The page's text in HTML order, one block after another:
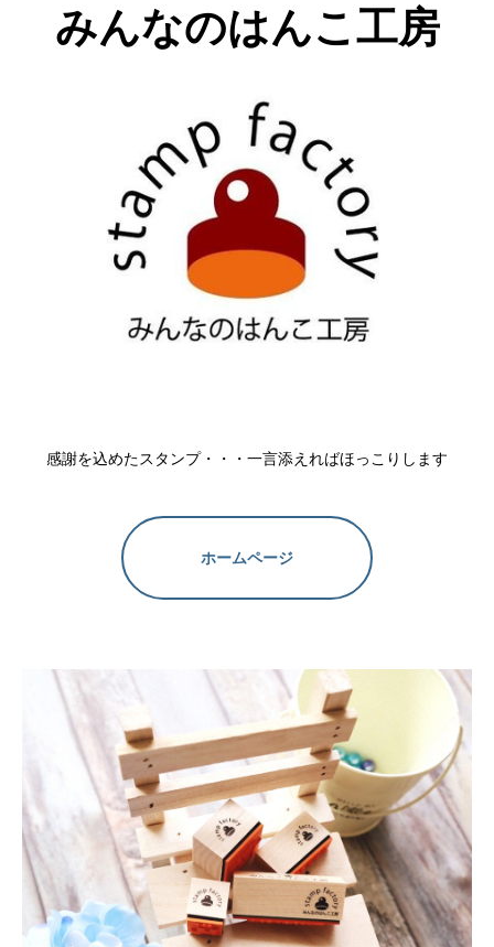
みんなのはんこ工房
感謝を込めたスタンプ・・・一言添えればほっこりします
ホームページ